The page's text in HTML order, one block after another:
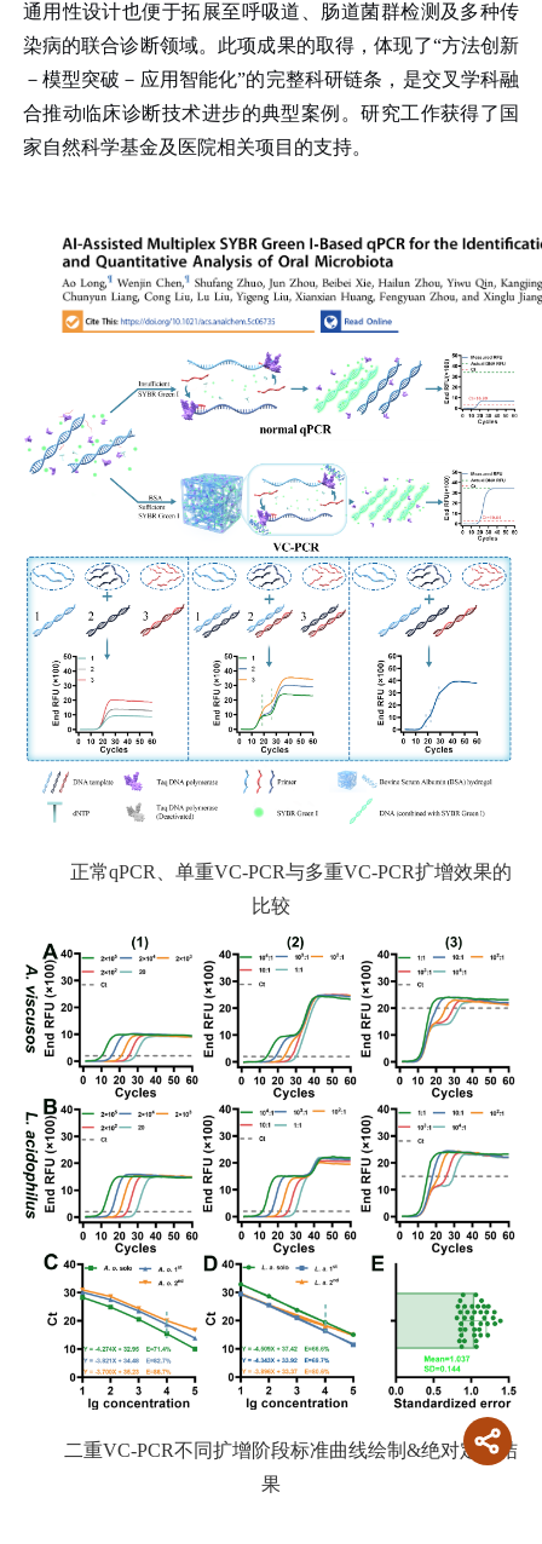
通用性设计也便于拓展至呼吸道、肠道菌群检测及多种传
染病的联合诊断领域。此项成果的取得，体现了“方法创新
－ 模型突破 － 应用智能化”的完整科研链条，是交叉学科融
合推动临床诊断技术进步的典型案例。研究工作获得了国
家自然科学基金及医院相关项目的支持。
正常qPCR 、单重VC-PCR与多重VC-PCR扩增效果的
比较
二重VC-PCR不同扩增阶段标准曲线绘制 &绝对定量结
果